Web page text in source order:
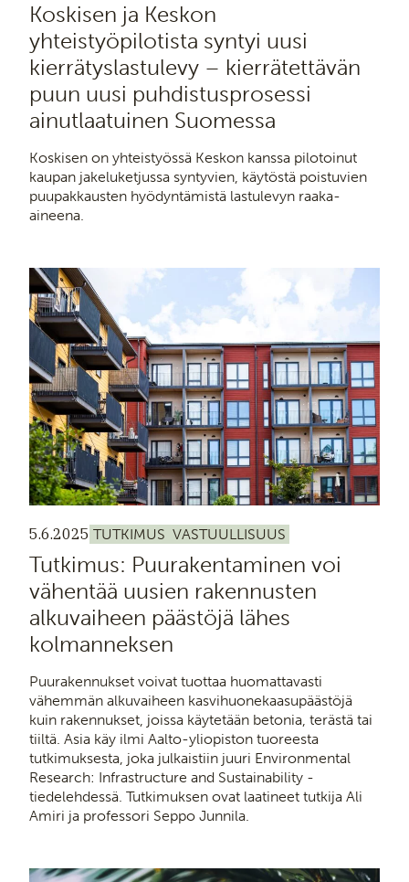
Koskisen ja Keskon
yhteistyöpilotista syntyi uusi
kierrätyslastulevy – kierrätettävän
puun uusi puhdistusprosessi
ainutlaatuinen Suomessa
Koskisen on yhteistyössä Keskon kanssa pilotoinut
kaupan jakeluketjussa syntyvien, käytöstä poistuvien
puupakkausten hyödyntämistä lastulevyn raaka-
aineena.
5.6.2025 TUTKIMUS VASTUULLISUUS
Tutkimus: Puurakentaminen voi
vähentää uusien rakennusten
alkuvaiheen päästöjä lähes
kolmanneksen
Puurakennukset voivat tuottaa huomattavasti
vähemmän alkuvaiheen kasvihuonekaasupäästöjä
kuin rakennukset, joissa käytetään betonia, terästä tai
tiiltä. Asia käy ilmi Aalto-yliopiston tuoreesta
tutkimuksesta, joka julkaistiin juuri Environmental
Research: Infrastructure and Sustainability -
tiedelehdessä. Tutkimuksen ovat laatineet tutkija Ali
Amiri ja professori Seppo Junnila.